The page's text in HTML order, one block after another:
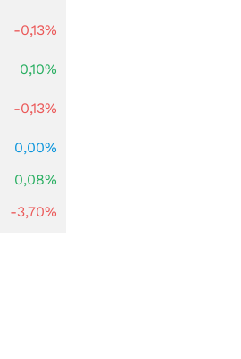
-0,13%
0,10%
-0,13%
0,00%
0,08%
-3,70%